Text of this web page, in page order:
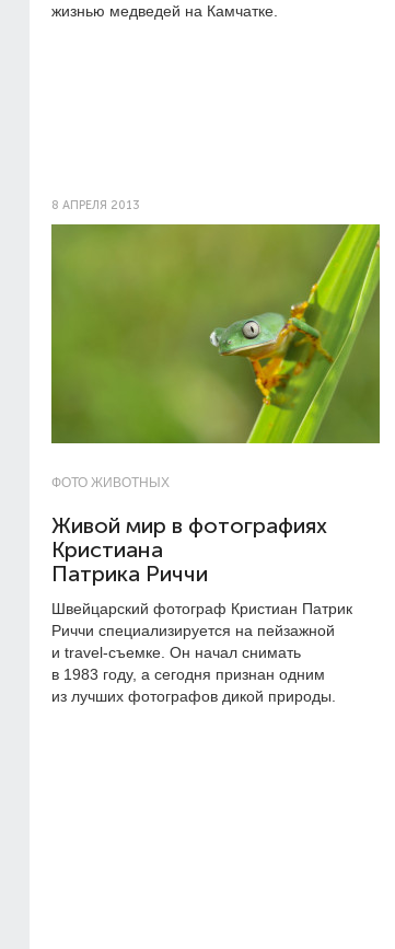
жизнью медведей на Камчатке.
8 АПРЕЛЯ 2013
ФОТО ЖИВОТНЫХ
Живой мир в фотографиях
Кристиана
Патрика Риччи
Швейцарский фотограф Кристиан Патрик
Риччи специализируется на пейзажной
и travel-съемке. Он начал снимать
в 1983 году, а сегодня признан одним
из лучших фотографов дикой природы.